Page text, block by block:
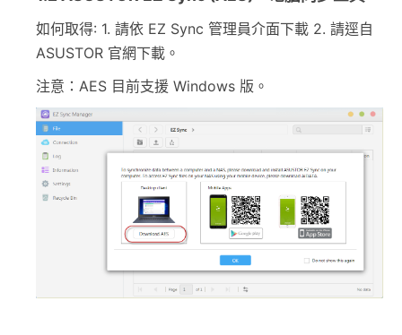
如何取得: 1. 請依 EZ Sync 管理員介面下載 2. 請逕自
ASUSTOR 官網下載。
注意：AES 目前支援 Windows 版。